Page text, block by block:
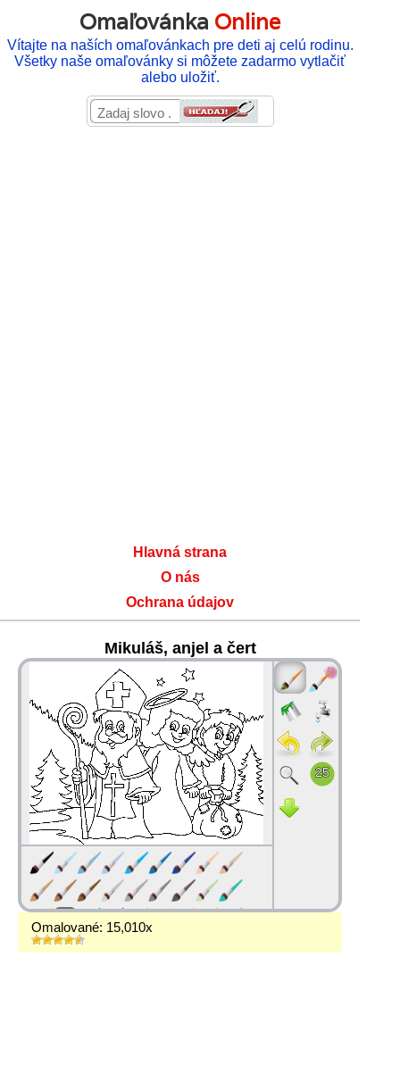
Omaľovánka Online
Vítajte na naších omaľovánkach pre deti aj celú rodinu.
Všetky naše omaľovánky si môžete zadarmo vytlačiť
alebo uložiť.
Hlavná strana
O nás
Ochrana údajov
Mikuláš, anjel a čert
Omalované: 15,010x